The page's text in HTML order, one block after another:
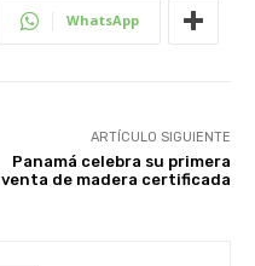
WhatsApp
ARTÍCULO SIGUIENTE
Panamá celebra su primera
venta de madera certificada